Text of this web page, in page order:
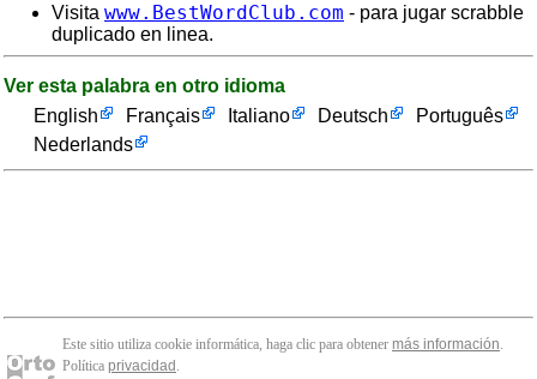
Visita www.BestWordClub.com - para jugar scrabble
duplicado en linea.
Ver esta palabra en otro idioma
English
Français Italiano Deutsch
Português
Nederlands
Este sitio utiliza cookie informática, haga clic para obtener más información.
Política privacidad .